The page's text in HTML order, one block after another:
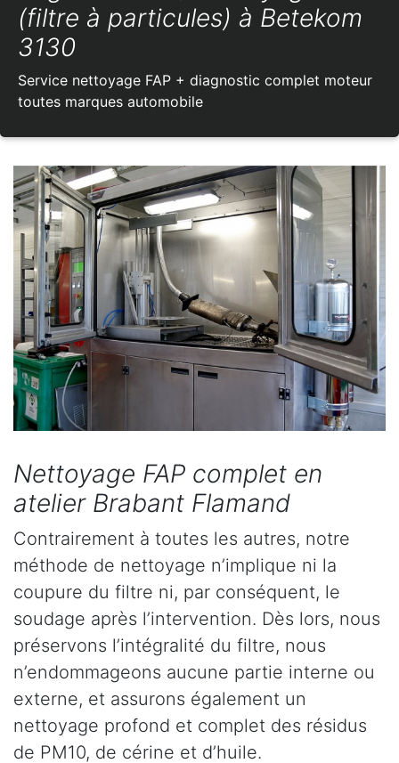
(filtre à particules) à Betekom
3130
Service nettoyage FAP + diagnostic complet moteur
toutes marques automobile
Nettoyage FAP complet en
atelier Brabant Flamand
Contrairement à toutes les autres, notre
méthode de nettoyage n’implique ni la
coupure du filtre ni, par conséquent, le
soudage après l’intervention. Dès lors, nous
préservons l’intégralité du filtre, nous
n’endommageons aucune partie interne ou
externe, et assurons également un
nettoyage profond et complet des résidus
de PM10, de cérine et d’huile.